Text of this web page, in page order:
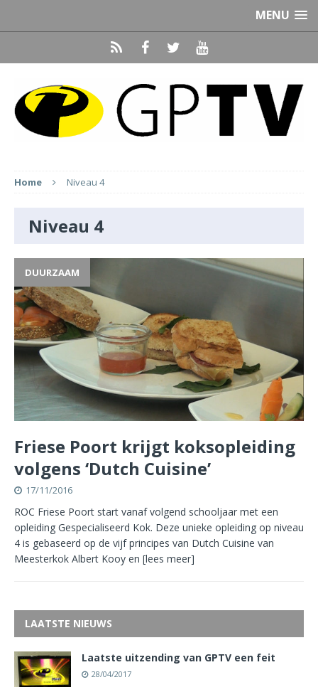
MENU
Home Niveau 4
Niveau 4
DUURZAAM
Friese Poort krijgt koksopleiding
volgens ‘Dutch Cuisine’
17/11/2016
ROC Friese Poort start vanaf volgend schooljaar met een
opleiding Gespecialiseerd Kok. Deze unieke opleiding op niveau
4 is gebaseerd op de vijf principes van Dutch Cuisine van
Meesterkok Albert Kooy en [lees meer]
LAATSTE NIEUWS
Laatste uitzending van GPTV een feit
28/04/2017